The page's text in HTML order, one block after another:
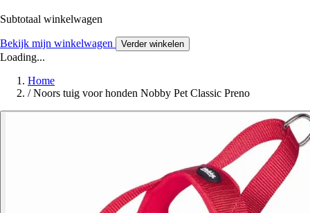
Subtotaal winkelwagen
Bekijk mijn winkelwagen Verder winkelen
Loading...
Home
/ Noors tuig voor honden Nobby Pet Classic Preno